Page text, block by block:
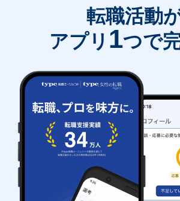
転職活動
アプリ 1つで